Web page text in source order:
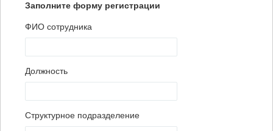
Заполните форму регистрации
ФИО сотрудника
Должность
Структурное подразделение